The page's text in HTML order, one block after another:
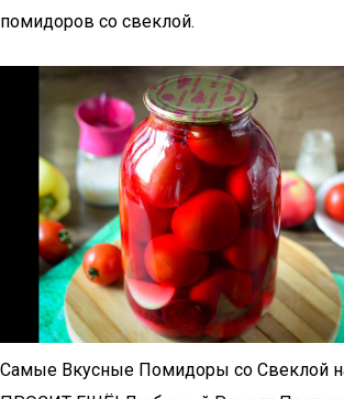
помидоров со свеклой.
Самые Вкусные Помидоры со Свеклой